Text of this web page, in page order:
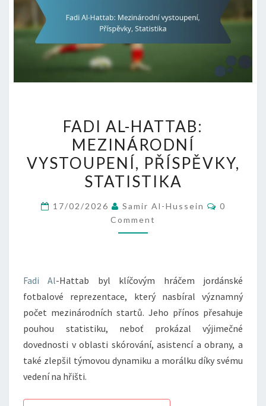
AL-
HATTAB:
MEZINÁRODNÍ
VYSTOUPENÍ,
STATISTIKA
FADI AL-HATTAB:
MEZINÁRODNÍ
VYSTOUPENÍ, PŘÍSPĚVKY,
STATISTIKA
17/02/2026 Samir Al-Hussein Comments
0
Comment
Fadi Al-Hattab byl klíčovým hráčem jordánské
fotbalové reprezentace, který nasbíral významný
počet mezinárodních startů. Jeho přínos přesahuje
pouhou statistiku, neboť prokázal výjimečné
dovednosti v oblasti skórování, asistencí a obrany, a
také zlepšil týmovou dynamiku a morálku díky svému
vedení na hřišti.